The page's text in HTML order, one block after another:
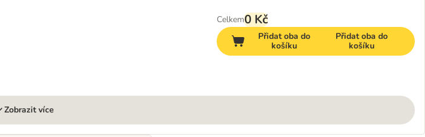
Celkem0 Kč
Přidat oba do
košíku
Přidat oba do
košíku
Zobrazit více